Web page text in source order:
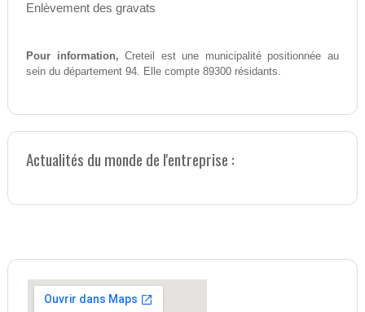
Enlèvement des gravats
Pour information, Creteil est une municipalité positionnée au
sein du département 94. Elle compte 89300 résidants.
Actualités du monde de l'entreprise :